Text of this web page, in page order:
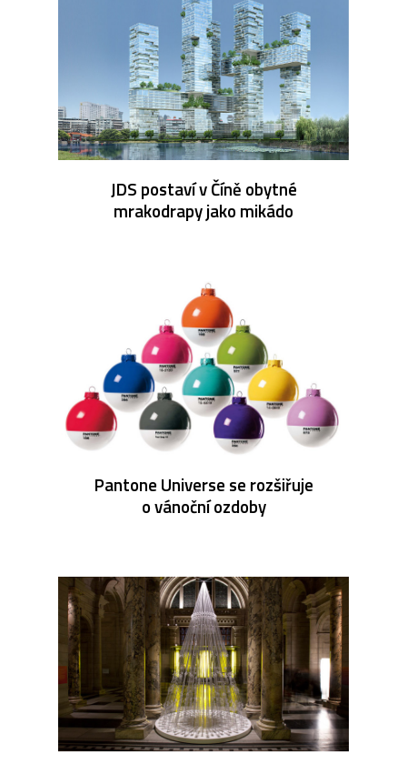
JDS postaví v Číně obytné
mrakodrapy jako mikádo
Pantone Universe se rozšiřuje
o vánoční ozdoby